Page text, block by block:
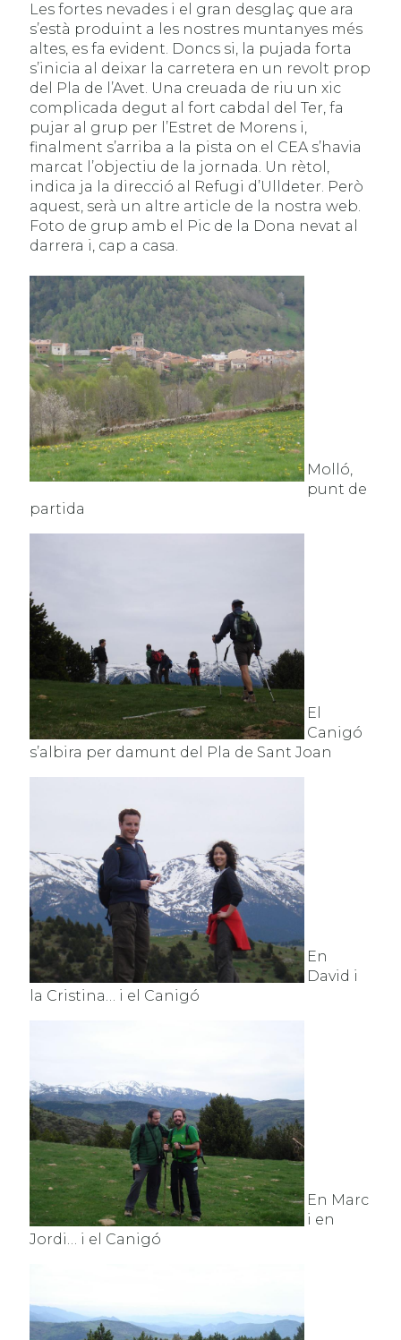
Les fortes nevades i el gran desglaç que ara
s’està produint a les nostres muntanyes més
altes, es fa evident. Doncs si, la pujada forta
s’inicia al deixar la carretera en un revolt prop
del Pla de l’Avet. Una creuada de riu un xic
complicada degut al fort cabdal del Ter, fa
pujar al grup per l’Estret de Morens i,
finalment s’arriba a la pista on el CEA s’havia
marcat l’objectiu de la jornada. Un rètol,
indica ja la direcció al Refugi d’Ulldeter. Però
aquest, serà un altre article de la nostra web.
Foto de grup amb el Pic de la Dona nevat al
darrera i, cap a casa.
Molló,
punt de
partida
El
Canigó
s’albira per damunt del Pla de Sant Joan
En
David i
la Cristina… i el Canigó
En Marc
i en
Jordi… i el Canigó